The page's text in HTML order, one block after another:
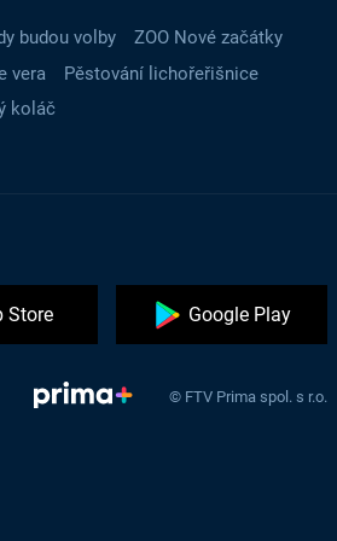
budou volby
ZOO Nové začátky
vera
Pěstování lichořeřišnice
koláč
Store Google Play
© FTV Prima spol. s r.o.